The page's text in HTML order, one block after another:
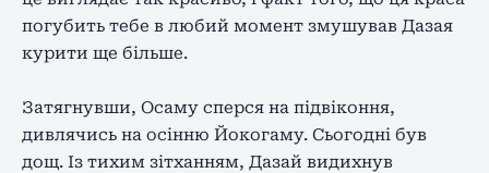
погубить тебе в любий момент змушував Дазая
курити ще більше.
Затягнувши, Осаму сперся на підвіконня,
дивлячись на осінню Йокогаму. Сьогодні був
дощ. Із тихим зітханням, Дазай видихнув